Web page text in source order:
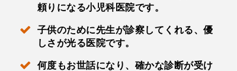
頼りになる小児科医院です。
子供のために先生が診察してくれる、優
しさが光る医院です。
何度もお世話になり、確かな診断が受け